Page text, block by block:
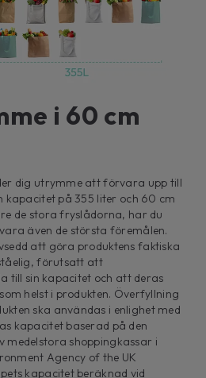
i 60 cm
dig utrymme att förvara upp till
kapacitet på 355 liter och 60 cm
de stora fryslådorna, har du
även de största föremålen.
att göra produktens faktiska
förutsatt att
till sin kapacitet och att deras
helst i produkten. Överfyllning
ska användas i enlighet med
kapacitet baserad på den
medelstora shoppingkassar i
Agency of the UK
kapacitet beräknad vid